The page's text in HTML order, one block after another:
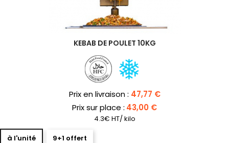
KEBAB DE POULET 10KG
Prix
Prix en livraison : 47,77 €
Prix sur place : 43,00 €
4.3€ HT/ kilo
à l'unité
9+1 offert